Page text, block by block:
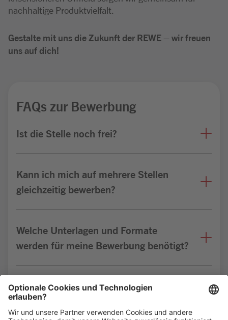
nachhaltige Produktvielfalt.
Gestalte mit uns die Zukunft der REWE – wir freuen
uns auf dich!
FAQs zur Bewerbung
Ist die Stelle noch frei?
Kann ich mich auf mehrere Stellen
gleichzeitig bewerben?
Welche Unterlagen und Formate
werden für meine Bewerbung benötigt?
Bin ich für die Stelle geeignet?